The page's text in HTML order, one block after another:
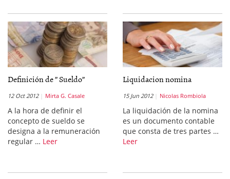
Definición de ” Sueldo”
12 Oct 2012 Mirta G. Casale
A la hora de definir el
concepto de sueldo se
designa a la remuneración
regular … Leer
Liquidacion nomina
15 Jun 2012 Nicolas Rombiola
La liquidación de la nomina
es un documento contable
que consta de tres partes …
Leer